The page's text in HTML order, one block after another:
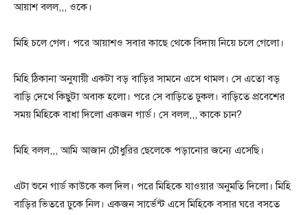
আয়াশ বলল,,, ওকে।
মিহি চলে গেল। পরে আয়াশও সবার কাছে থেকে বিদায় নিয়ে চলে গেলো।
মিহি ঠিকানা অনুযায়ী একটা বড় বাড়ির সামনে এসে থামল। সে এতো বড়
বাড়ি দেখে কিছুটা অবাক হলো। পরে সে বাড়িতে ঢুকল। বাড়িতে প্রবেশের
সময় মিহিকে বাধা দিলো একজন গার্ড। সে বলল,,, কাকে চান?
মিহি বলল,,, আমি আজান চৌধুরির ছেলেকে পড়ানোর জন্যে এসেছি।
এটা শুনে গার্ড কাউকে কল দিল। পরে মিহিকে যাওয়ার অনুমতি দিলো। মিহি
বাড়ির ভিতরে ঢুকে নিল। একজন সার্ভেন্ট এসে মিহিকে বসার ঘরে বসতে